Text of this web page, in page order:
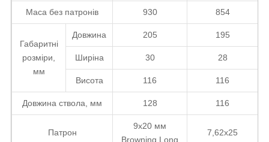
Маса без патронів 930 854
Габаритні
розміри,
мм
Довжина 205 195
Ширіна 30 28
Висота 116 116
Довжина ствола, мм 128 116
Патрон
9х20 мм
Browning Long
7,62х25